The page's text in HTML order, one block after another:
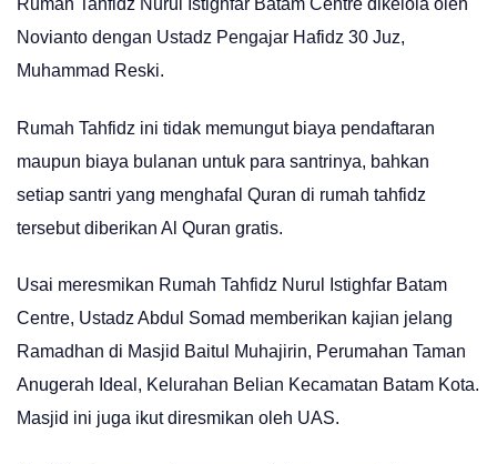
Rumah Tahfidz Nurul Istighfar Batam Centre dikelola oleh
Novianto dengan Ustadz Pengajar Hafidz 30 Juz,
Muhammad Reski.
Rumah Tahfidz ini tidak memungut biaya pendaftaran
maupun biaya bulanan untuk para santrinya, bahkan
setiap santri yang menghafal Quran di rumah tahfidz
tersebut diberikan Al Quran gratis.
Usai meresmikan Rumah Tahfidz Nurul Istighfar Batam
Centre, Ustadz Abdul Somad memberikan kajian jelang
Ramadhan di Masjid Baitul Muhajirin, Perumahan Taman
Anugerah Ideal, Kelurahan Belian Kecamatan Batam Kota.
Masjid ini juga ikut diresmikan oleh UAS.